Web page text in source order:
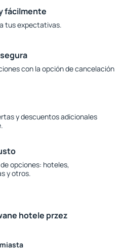
fácilmente
tus expectativas.
con la opción de cancelación
y descuentos adicionales
opciones: hoteles,
y otros.
hotele przez